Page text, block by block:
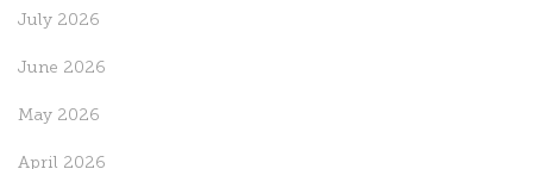
July 2026
June 2026
May 2026
April 2026